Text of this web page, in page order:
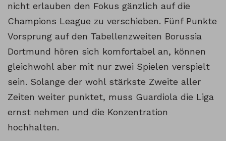
nicht erlauben den Fokus gänzlich auf die
Champions League zu verschieben. Fünf Punkte
Vorsprung auf den Tabellenzweiten Borussia
Dortmund hören sich komfortabel an, können
gleichwohl aber mit nur zwei Spielen verspielt
sein. Solange der wohl stärkste Zweite aller
Zeiten weiter punktet, muss Guardiola die Liga
ernst nehmen und die Konzentration
hochhalten.